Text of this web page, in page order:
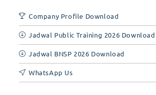
Company Profile Download
Jadwal Public Training 2026 Download
Jadwal BNSP 2026 Download
WhatsApp Us